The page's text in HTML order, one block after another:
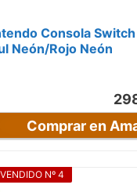
Consola
Neón/Rojo Neón
Comprar en
Nº 4